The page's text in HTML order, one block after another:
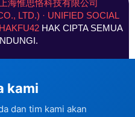
e
t
e
r
)
e
s
t
海惟思恪科技有限公司
LTD.) · UNIFIED SOCIAL
HAK CIPTA SEMUA
kami
dan tim kami akan